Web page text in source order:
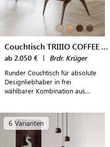
Couchtisch TRIIIO COFFEE TABLE
ab 2.050 € | Brdr. Krüger
Runder Couchtisch für absolute
Designliebhaber in frei
wählbarer Kombination aus
6 Varianten